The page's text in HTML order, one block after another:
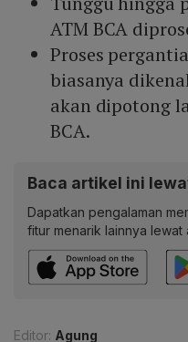
ATM BCA
Proses
biasanya
akan dipotong
BCA.
Baca artikel ini
Dapatkan pengalaman
fitur menarik lainnya lewat
Editor: Agung